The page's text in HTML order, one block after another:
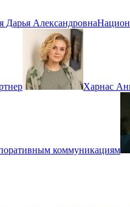
Дарья Александровна
Харнас
коммуникациям